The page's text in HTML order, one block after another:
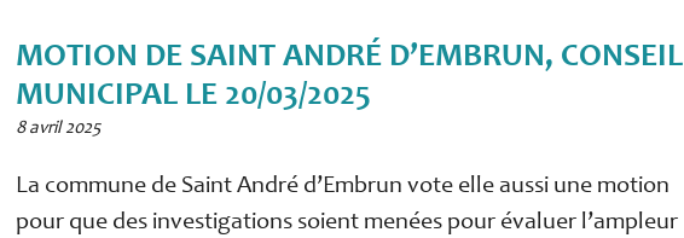
MOTION DE SAINT ANDRÉ D’EMBRUN, CONSEIL
MUNICIPAL LE 20/03/2025
8 avril 2025
La commune de Saint André d’Embrun vote elle aussi une motion
pour que des investigations soient menées pour évaluer l’ampleur